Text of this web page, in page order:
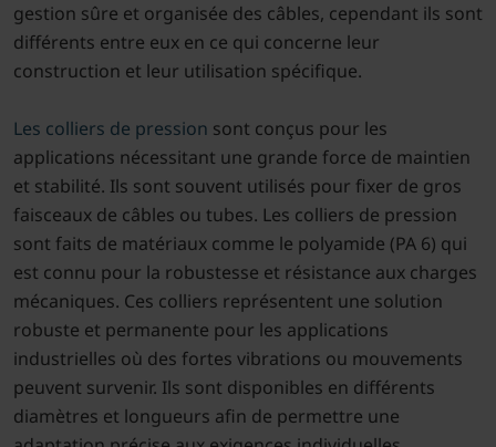
gestion sûre et organisée des câbles, cependant ils sont
différents entre eux en ce qui concerne leur
construction et leur utilisation spécifique.
Les colliers de pression sont conçus pour les
applications nécessitant une grande force de maintien
et stabilité. Ils sont souvent utilisés pour fixer de gros
faisceaux de câbles ou tubes. Les colliers de pression
sont faits de matériaux comme le polyamide (PA 6) qui
est connu pour la robustesse et résistance aux charges
mécaniques. Ces colliers représentent une solution
robuste et permanente pour les applications
industrielles où des fortes vibrations ou mouvements
peuvent survenir. Ils sont disponibles en différents
diamètres et longueurs afin de permettre une